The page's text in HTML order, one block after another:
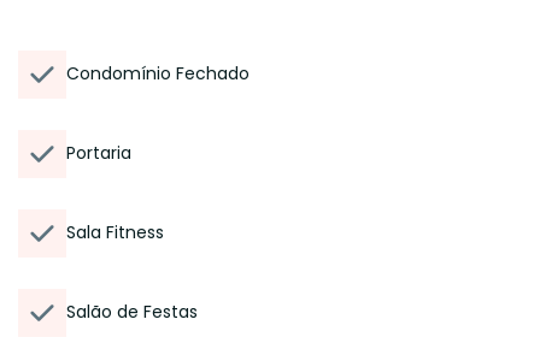
Condomínio Fechado
Portaria
Sala Fitness
Salão de Festas